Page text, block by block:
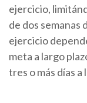
ejercicio,
de dos semanas
ejercicio
meta a largo
tres o más días a